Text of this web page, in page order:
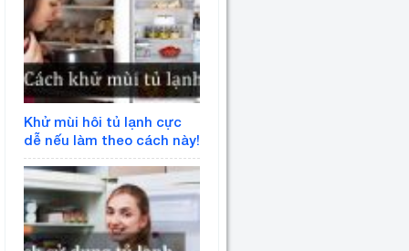
Khử mùi hôi tủ lạnh cực
dễ nếu làm theo cách này!